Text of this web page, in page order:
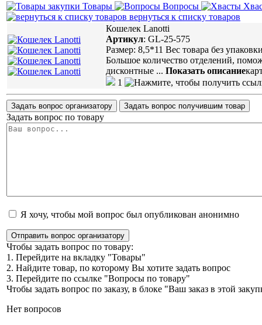
Товары Вопросы
вернуться к списку товаров
Кошелек Lanotti
Артикул: GL-25-575
Размер: 8,5*11 Вес товара без
Большое количество отделений,
дисконтные ... Показать описание
1
Задать вопрос организатору Задать вопрос получившим товар
Задать вопрос по товару
Я хочу, чтобы мой вопрос был опубликован анонимно
Отправить вопрос организатору
Чтобы задать вопрос по товару:
1. Перейдите на вкладку "Товары"
2. Найдите товар, по которому Вы хотите задать вопрос
3. Перейдите по ссылке "Вопросы по товару"
Чтобы задать вопрос по заказу, в блоке "Ваш заказ в этой
Нет вопросов